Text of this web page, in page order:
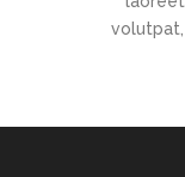
volutpat,